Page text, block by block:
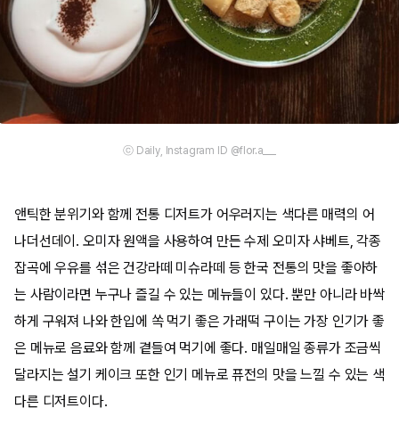
ⓒ Daily, Instagram ID @flor.a___
앤틱한 분위기와 함께 전통 디저트가 어우러지는 색다른 매력의 어
나더선데이. 오미자 원액을 사용하여 만든 수제 오미자 샤베트, 각종
잡곡에 우유를 섞은 건강라떼 미슈라떼 등 한국 전통의 맛을 좋아하
는 사람이라면 누구나 즐길 수 있는 메뉴들이 있다. 뿐만 아니라 바싹
하게 구워져 나와 한입에 쏙 먹기 좋은 가래떡 구이는 가장 인기가 좋
은 메뉴로 음료와 함께 곁들여 먹기에 좋다. 매일매일 종류가 조금씩
달라지는 설기 케이크 또한 인기 메뉴로 퓨전의 맛을 느낄 수 있는 색
다른 디저트이다.